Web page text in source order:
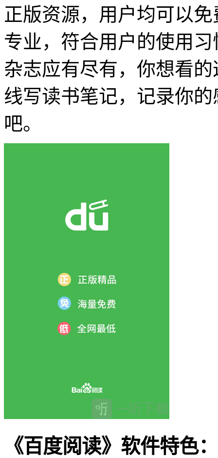
正版资源，用户均可以
专业，符合用户的使用
杂志应有尽有，你想看
线写读书笔记，记录你
吧。
《百度阅读》软件特色：